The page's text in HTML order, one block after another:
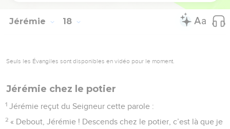
Jérémie 18
Seuls les Évangiles sont disponibles en vidéo pour le moment.
Jérémie chez le potier
1 Jérémie reçut du Seigneur cette parole :
2 « Debout, Jérémie ! Descends chez le potier, c’est là que je